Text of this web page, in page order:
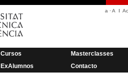
a ·A
Cursos Masterclasses
ExAlumnos Contacto